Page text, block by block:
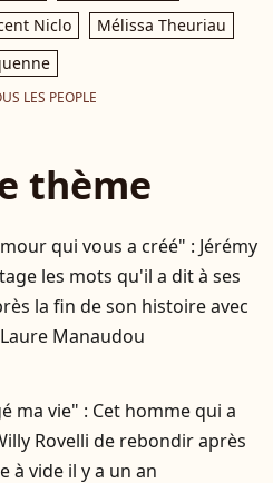
Niclo
Mélissa Theuriau
LES PEOPLE
thème
qui vous a créé" : Jérémy
les mots qu'il a dit à ses
la fin de son histoire avec
Manaudou
ma vie" : Cet homme qui a
Rovelli de rebondir après
à vide il y a un an